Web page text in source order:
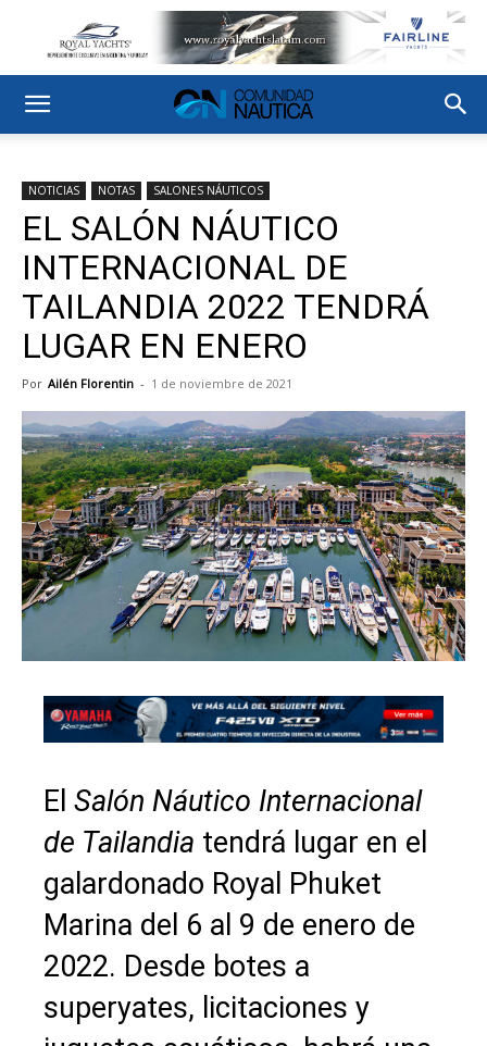
NOTICIAS NOTAS SALONES NÁUTICOS
EL SALÓN NÁUTICO
INTERNACIONAL DE
TAILANDIA 2022 TENDRÁ
LUGAR EN ENERO
Por Ailén Florentin - 1 de noviembre de 2021
El Salón Náutico Internacional
de Tailandia tendrá lugar en el
galardonado Royal Phuket
Marina del 6 al 9 de enero de
2022. Desde botes a
superyates, licitaciones y